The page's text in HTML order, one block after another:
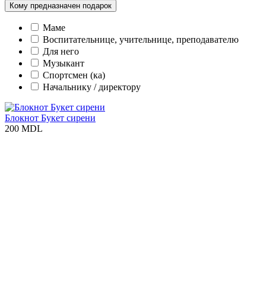
Кому предназначен подарок
Маме
Воспитательнице, учительнице, преподавателю
Для него
Музыкант
Спортсмен (ка)
Начальнику / директору
Блокнот Букет сирени
200 MDL